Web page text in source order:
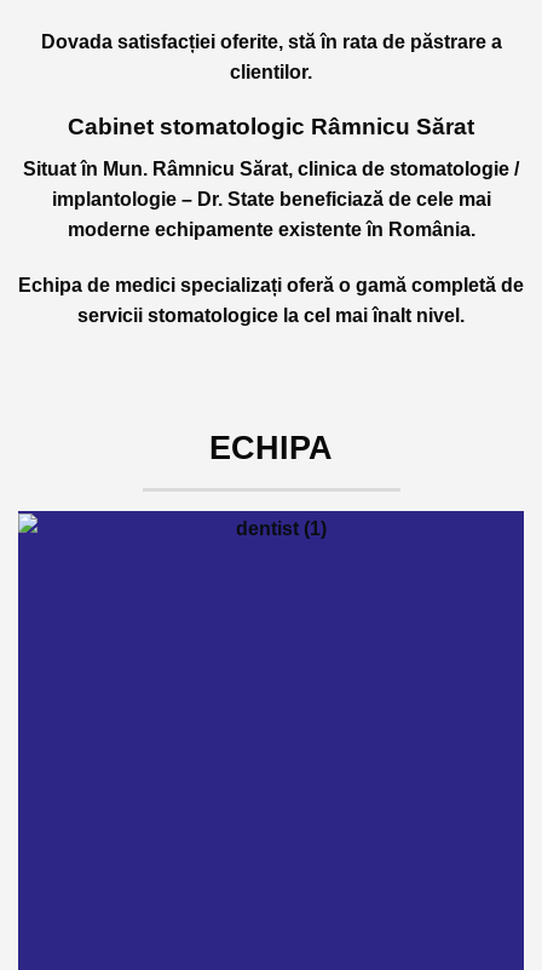
Dovada satisfacției oferite, stă în rata de păstrare a
clientilor.
Cabinet stomatologic Râmnicu Sărat
Situat în Mun. Râmnicu Sărat, clinica de stomatologie /
implantologie – Dr. State beneficiază de cele mai
moderne echipamente existente în România.
Echipa de medici specializați oferă o gamă completă de
servicii stomatologice la cel mai înalt nivel.
ECHIPA